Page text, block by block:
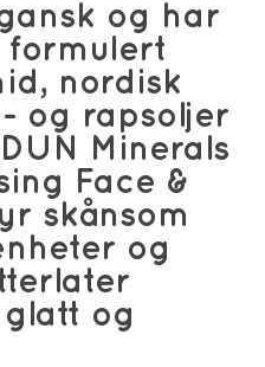
og har
formulert
nordisk
og rapsoljer
Minerals
Face &
skånsom
og
glatt og